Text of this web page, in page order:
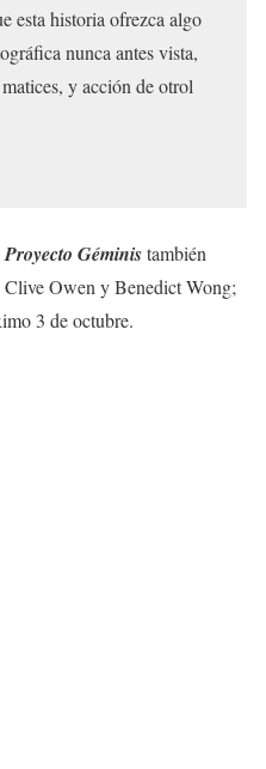
esta historia ofrezca algo
nunca antes vista,
y acción de otrol
Proyecto Géministambién
Owen y Benedict Wong;
3 de octubre.